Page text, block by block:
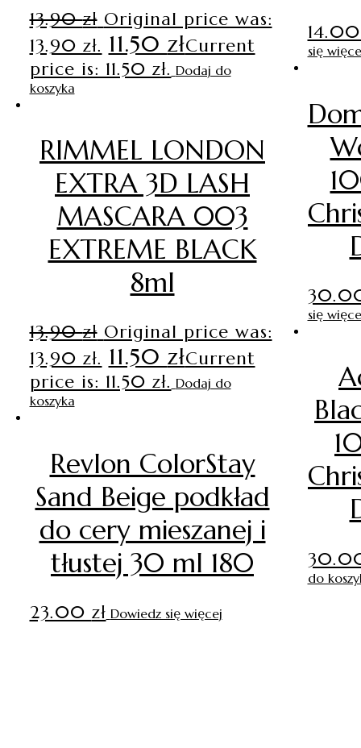
13.90zł Original price was:
13.90 zł. 11.50 złCurrent
price is: 11.50 zł. Dodaj do
koszyka
RIMMEL LONDON
EXTRA 3D LASH
MASCARA 003
EXTREME BLACK
8ml
13.90zł Original price was:
13.90 zł. 11.50 złCurrent
price is: 11.50 zł. Dodaj do
koszyka
Revlon ColorStay
Sand Beige podkład
do cery mieszanej i
tłustej 30 ml 180
23.00 zł Dowiedz się więcej
się
się
do